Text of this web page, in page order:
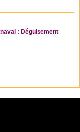
: Déguisement